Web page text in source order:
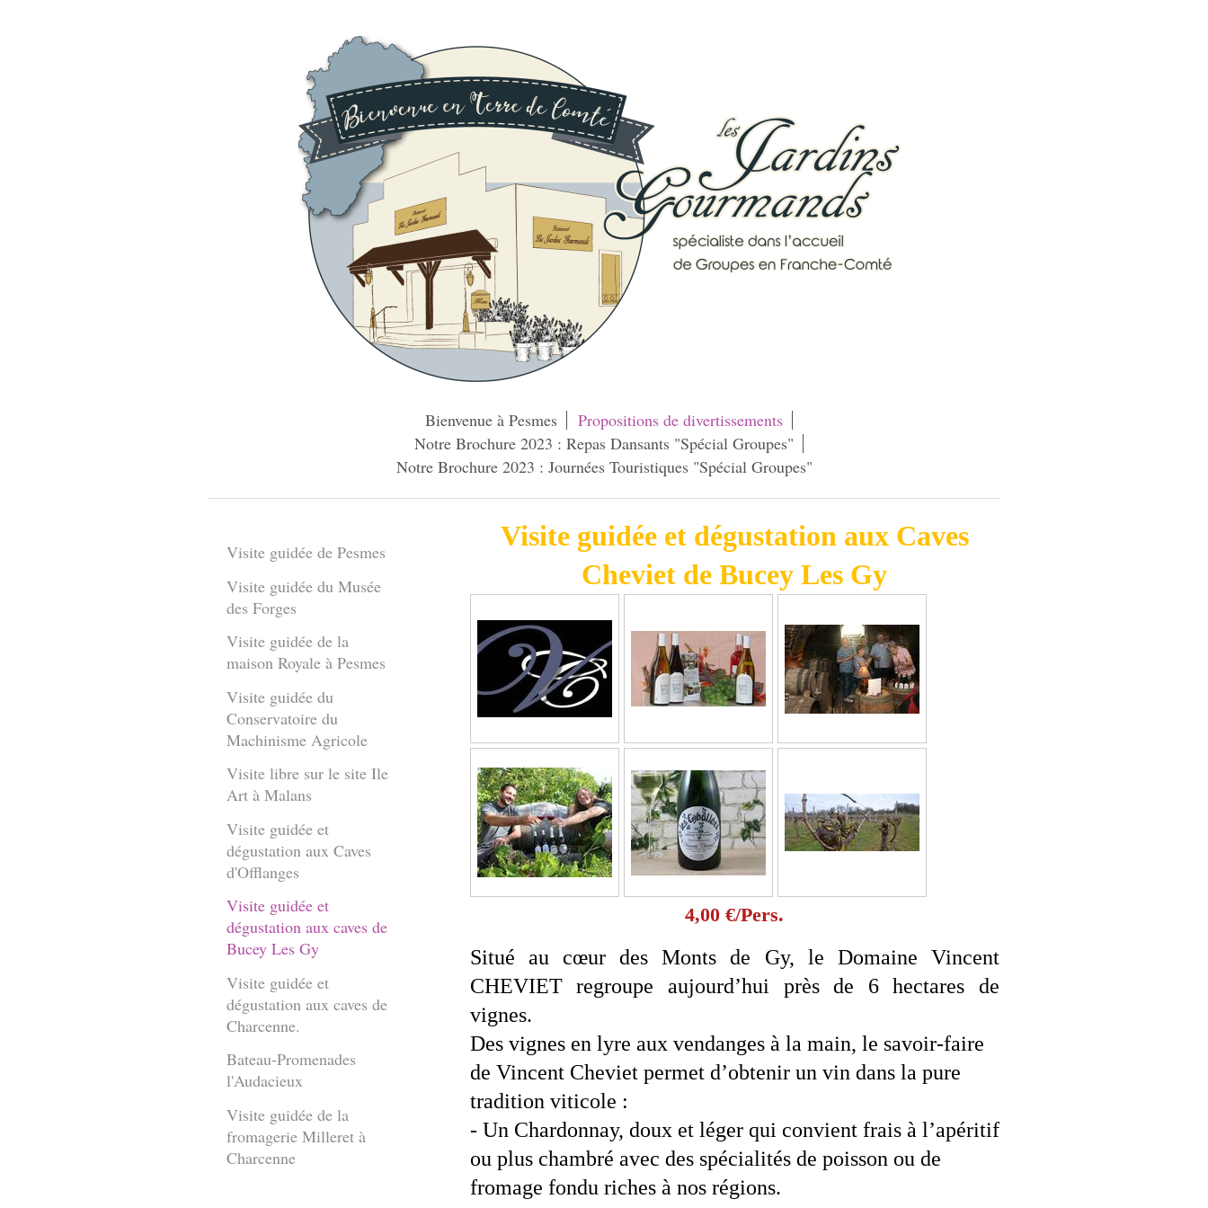
Bienvenue à Pesmes
Propositions de divertissements
Notre Brochure 2023 : Repas Dansants "Spécial Groupes"
Notre Brochure 2023 : Journées Touristiques "Spécial Groupes"
Visite guidée et dégustation aux Caves
Cheviet de Bucey Les Gy
4,00 €/Pers.
Situé au cœur des Monts de Gy, le Domaine Vincent
CHEVIET regroupe aujourd’hui près de 6 hectares de
vignes.
Des vignes en lyre aux vendanges à la main, le savoir-faire
de Vincent Cheviet permet d’obtenir un vin dans la pure
tradition viticole :
- Un Chardonnay, doux et léger qui convient frais à l’apéritif
ou plus chambré avec des spécialités de poisson ou de
fromage fondu riches à nos régions.
Visite guidée de Pesmes
Visite guidée du Musée
des Forges
Visite guidée de la
maison Royale à Pesmes
Visite guidée du
Conservatoire du
Machinisme Agricole
Visite libre sur le site Ile
Art à Malans
Visite guidée et
dégustation aux Caves
d'Offlanges
Visite guidée et
dégustation aux caves de
Bucey Les Gy
Visite guidée et
dégustation aux caves de
Charcenne.
Bateau-Promenades
l'Audacieux
Visite guidée de la
fromagerie Milleret à
Charcenne